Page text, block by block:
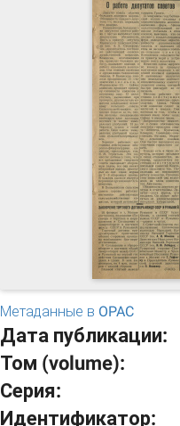
Метаданные в OPAC
Дата публикации:
Том (volume):
Серия:
Идентификатор: